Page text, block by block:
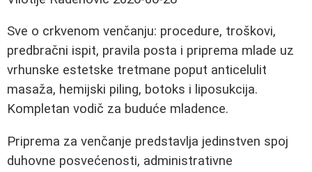
Sve o crkvenom venčanju: procedure, troškovi,
predbračni ispit, pravila posta i priprema mlade uz
vrhunske estetske tretmane poput anticelulit
masaža, hemijski piling, botoks i liposukcija.
Kompletan vodič za buduće mladence.
Priprema za venčanje predstavlja jedinstven spoj
duhovne posvećenosti, administrativne